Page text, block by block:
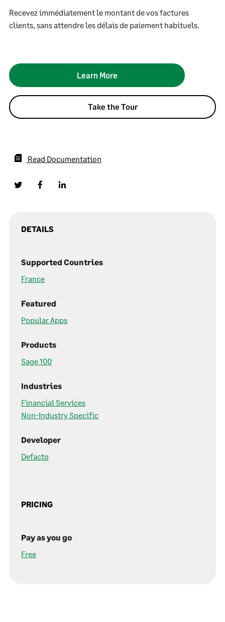
Recevez immédiatement le montant de vos factures
clients, sans attendre les délais de paiement habituels.
Learn More
Take the Tour
Read Documentation
DETAILS
Supported Countries
France
Featured
Popular Apps
Products
Sage 100
Industries
Financial Services
Non-Industry Specific
Developer
Defacto
PRICING
Pay as you go
Free